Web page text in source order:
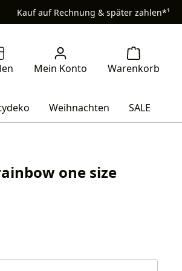
Kauf auf Rechnung & später zahlen*¹
Weihnachten SALE
one size